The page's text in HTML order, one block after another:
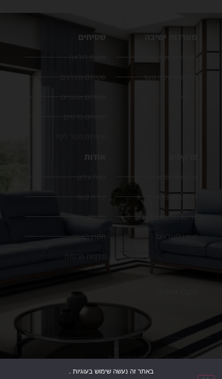
מערכות ישיבה
מערכות ישיבה מבד
מערכות ישיבה מעור
כורסאות
שטיחים
שטיחי לולאה
שטיחים מודרנים
שטיחים אפגניים
שטיחים פרסיים
שטיחים מקיר לקיר
פרקטים
פרקט עץ טבעי
פרקט למינציה
פרקט נגד מים SPC
pvc | לינולאום
אודות
קצת עלינו
יצירת קשר
נגישות
תקנון האתר
מדניות פרטיות
הקמת האתר:משרד פרסוםBrain&Brand
באתר זה נעשה שימוש בעוגיות .